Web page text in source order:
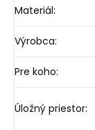
Materiál:
Výrobca:
Pre koho:
Úložný priestor: